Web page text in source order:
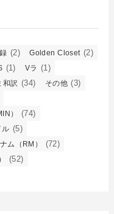
(2) Golden Closet (2)
(1) Vラ (1)
和訳 (34) その他 (3)
） (74)
ル (5)
ナム（RM） (72)
(52)